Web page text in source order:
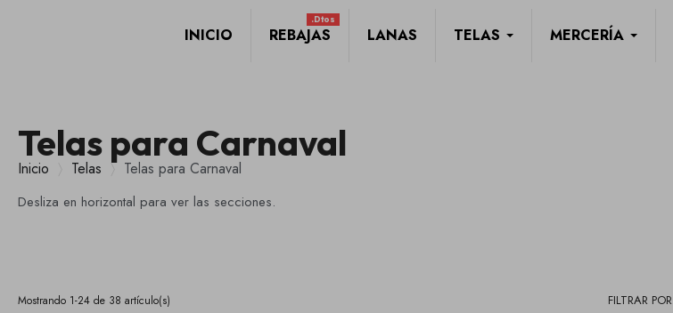
INICIO REBAJAS
.dtos
LANAS TELAS MERCERÍA
Telas para Carnaval
Inicio Telas Telas para Carnaval
Desliza en horizontal para ver las secciones.
Mostrando 1-24 de 38 artículo(s) FILTRAR